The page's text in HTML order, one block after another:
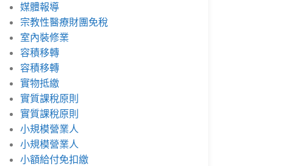
媒體報導
宗教性醫療財團免稅
室內裝修業
容積移轉
容積移轉
實物抵繳
實質課稅原則
實質課稅原則
小規模營業人
小規模營業人
小額給付免扣繳